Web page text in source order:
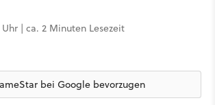
Uhr | ca. 2 Minuten Lesezeit
bei Google bevorzugen